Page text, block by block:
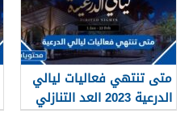
متى تنتهي فعاليات ليالي
الدرعية 2023 العد التنازلي